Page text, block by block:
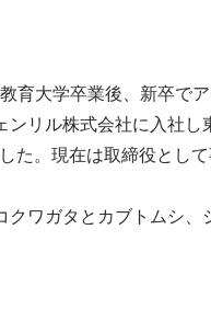
育大学卒業後、新卒で
リル株式会社に入社し
た。現在は取締役とし
ワガタとカブトムシ、